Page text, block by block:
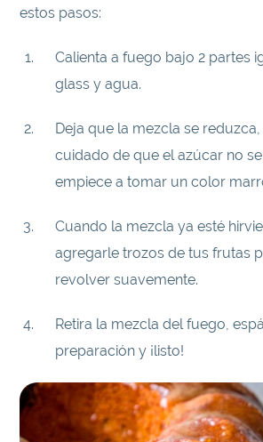
estos pasos:
Calienta a fuego bajo 2 partes
glass y agua.
Deja que la mezcla se
cuidado de que el azúcar no
empiece a tomar un color
Cuando la mezcla ya esté
agregarle trozos de tus frutas
revolver suavemente.
Retira la mezcla del fuego,
preparación y ¡listo!